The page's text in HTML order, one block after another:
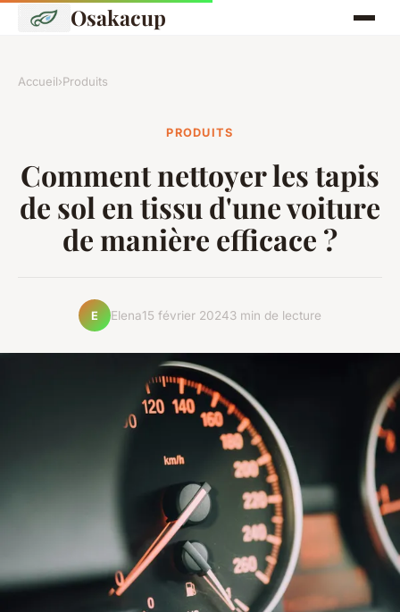
Osakacup
Accueil›Produits
PRODUITS
Comment nettoyer les tapis
de sol en tissu d'une voiture
de manière efficace ?
E Elena15 février 20243 min de lecture